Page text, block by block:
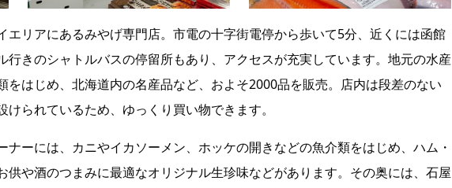
エリアにあるみやげ専門店。市電の十字街電停から歩いて5分、近くには函館
行きのシャトルバスの停留所もあり、アクセスが充実しています。地元の水産
をはじめ、北海道内の名産品など、およそ2000品を販売。店内は段差のない
られているため、ゆっくり買い物できます。
ナーには、カニやイカソーメン、ホッケの開きなどの魚介類をはじめ、ハム・
供や酒のつまみに最適なオリジナル生珍味などがあります。その奥には、石屋